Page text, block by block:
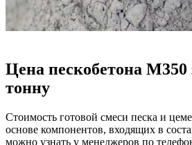
Цена пескобетона М350
тонну
Стоимость готовой смеси песка и
основе компонентов, входящих в
можно узнать у менеджеров по